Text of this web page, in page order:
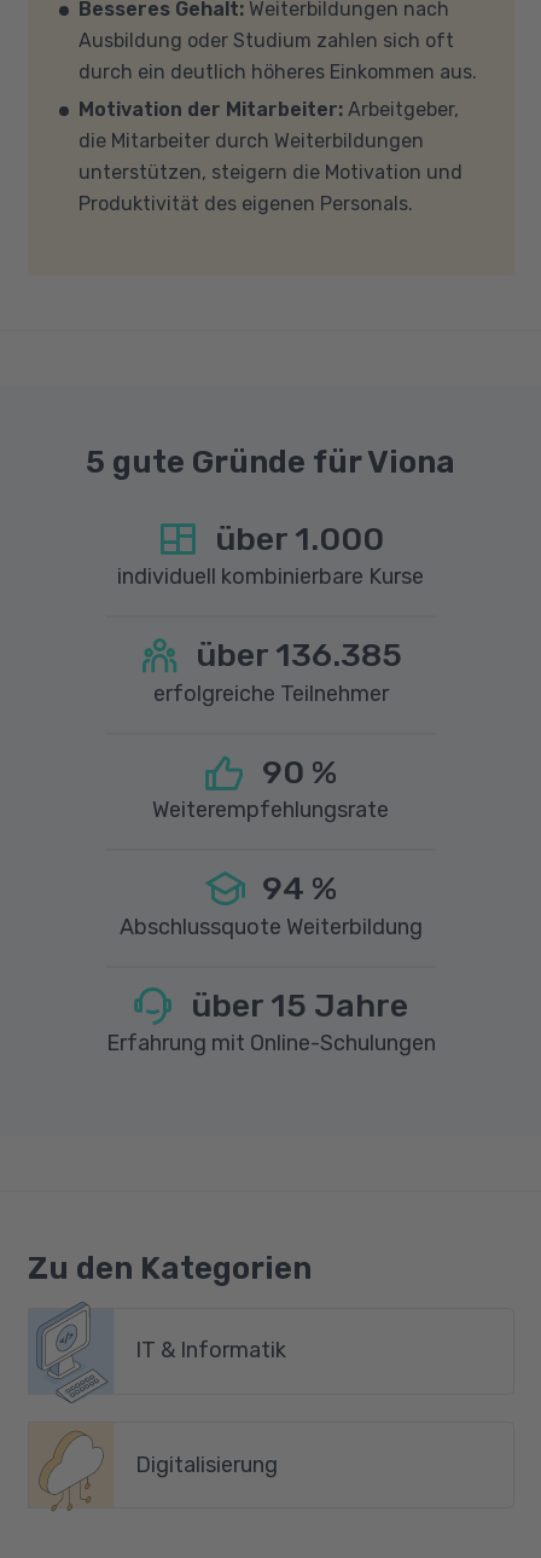
Spezialisierung oder ein Studium im Bereich
Design und Interaktion.
Mehrkern-Prozessor (CPU). Der Unterricht
findet in Microsoft Teams statt. Bitte achten
Sie darauf, dass Ihre Sicherheitsprogramme
und -einstellungen (Anti-Viren-Programme,
Firewalls etc.) die Verbindung mit MS Teams
nicht blockieren. Bitte beachten Sie außerdem,
dass für eine reibungslose Übertragung eine
Besseres Gehalt: Weiterbildungen nach
Ausbildung oder Studium zahlen sich oft
durch ein deutlich höheres Einkommen aus.
Motivation der Mitarbeiter: Arbeitgeber,
die Mitarbeiter durch Weiterbildungen
unterstützen, steigern die Motivation und
Produktivität des eigenen Personals.
5 gute Gründe für Viona
über 1.000
individuell kombinierbare Kurse
über 136.385
erfolgreiche Teilnehmer
90 %
Weiterempfehlungsrate
94 %
Abschlussquote Weiterbildung
über 15 Jahre
Erfahrung mit Online-Schulungen
Zu den Kategorien
IT & Informatik
Digitalisierung